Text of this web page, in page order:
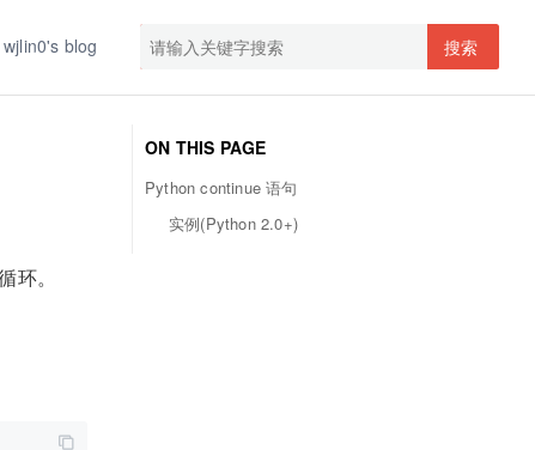
搜索
wjlin0's blog
ON THIS PAGE
Python continue 语句
实例(Python 2.0+)
。